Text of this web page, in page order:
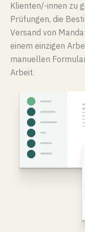
Klienten/-innen zu
Prüfungen, die
Versand von
einem einzigen
manuellen
Arbeit.